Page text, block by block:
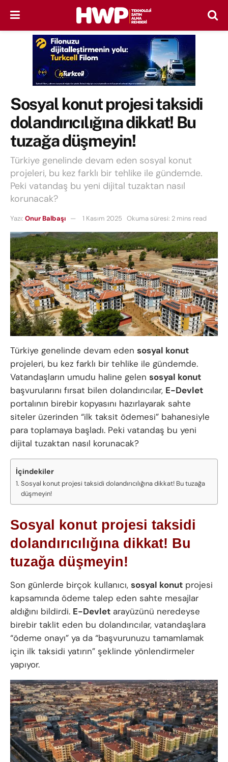
Sosyal konut projesi taksidi
dolandırıcılığına dikkat! Bu
tuzağa düşmeyin!
Türkiye genelinde devam eden sosyal konut
projeleri, bu kez farklı bir tehlike ile gündemde.
Peki vatandaş bu yeni dijital tuzaktan nasıl
korunacak?
Yazı: Onur Balbaşı 1 Kasım 2025 Okuma süresi: 2 mins read
Türkiye genelinde devam eden sosyal konut
projeleri, bu kez farklı bir tehlike ile gündemde.
Vatandaşların umudu haline gelen sosyal konut
başvurularını fırsat bilen dolandırıcılar, E-Devlet
portalının birebir kopyasını hazırlayarak sahte
siteler üzerinden “ilk taksit ödemesi” bahanesiyle
para toplamaya başladı. Peki vatandaş bu yeni
dijital tuzaktan nasıl korunacak?
İçindekiler
Sosyal konut projesi taksidi dolandırıcılığına dikkat! Bu tuzağa
düşmeyin!
Sosyal konut projesi taksidi
dolandırıcılığına dikkat! Bu
tuzağa düşmeyin!
Son günlerde birçok kullanıcı, sosyal konut projesi
kapsamında ödeme talep eden sahte mesajlar
aldığını bildirdi. E-Devlet arayüzünü neredeyse
birebir taklit eden bu dolandırıcılar, vatandaşlara
“ödeme onayı” ya da “başvurunuzu tamamlamak
için ilk taksidi yatırın” şeklinde yönlendirmeler
yapıyor.